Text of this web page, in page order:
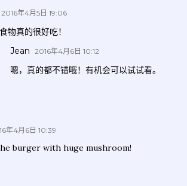
2016年4月5日 19:06
物真的很好吃！
Jean 2016年4月6日 10:12
嗯，真的都不错哦！有机会可以试试看。
年4月6日 10:39
burger with huge mushroom!